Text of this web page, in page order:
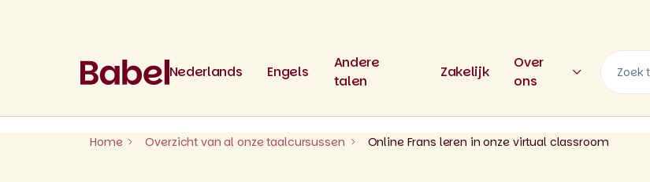
Nederlands Engels
Andere
talen
Zakelijk
Over
ons
Home Overzicht van al onze taalcursussen Online Frans leren in onze virtual classroom